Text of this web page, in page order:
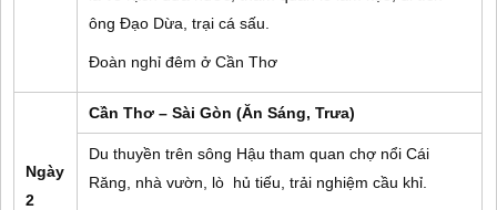
ông Đạo Dừa, trại cá sấu.
Đoàn nghỉ đêm ở Cần Thơ
Ngày
2
Cần Thơ – Sài Gòn (Ăn Sáng, Trưa)
Du thuyền trên sông Hậu tham quan chợ nổi Cái
Răng, nhà vườn, lò hủ tiếu, trải nghiệm cầu khỉ.